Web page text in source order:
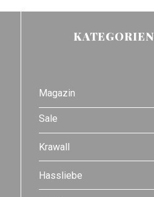
KATEGORIEN
Magazin
Sale
Krawall
Hassliebe